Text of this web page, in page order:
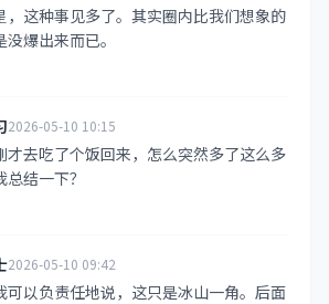
，这种事见多了。其实圈内比我们想象的
爆出来而已。
2026-05-10 10:15
才去吃了个饭回来，怎么突然多了这么多
结一下？
2026-05-10 09:42
可以负责任地说，这只是冰山一角。后面